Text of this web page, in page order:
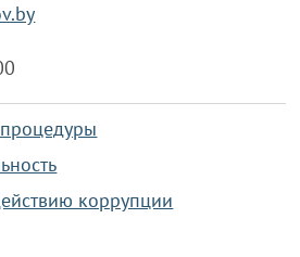
коррупции